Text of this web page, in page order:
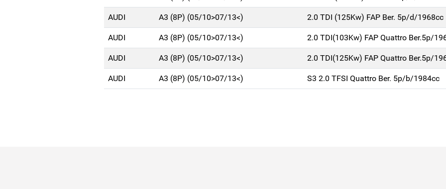
AUDI A3 (8P) (05/10>07/13<) 2.0 TDI (125Kw) FAP Ber. 5p/d/1968cc
AUDI A3 (8P) (05/10>07/13<) 2.0 TDI(103Kw) FAP Quattro Ber.5p/
AUDI A3 (8P) (05/10>07/13<) 2.0 TDI(125Kw) FAP Quattro Ber.5p/
AUDI A3 (8P) (05/10>07/13<) S3 2.0 TFSI Quattro Ber. 5p/b/1984cc